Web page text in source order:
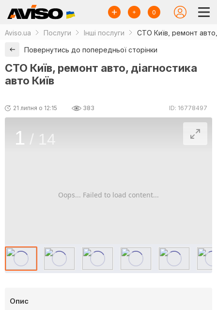
0
Aviso.ua Послуги Інші послуги СТО Київ, ремонт авто,
Повернутись до попередньої сторінки
СТО Київ, ремонт авто, діагностика
авто Київ
21 липня о 12:15 383 ID: 16778497
Oops... Failed to load content...
1 / 14
Опис